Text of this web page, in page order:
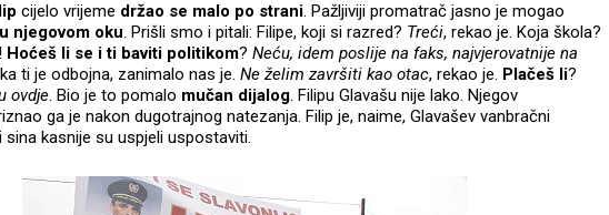
cijelo vrijeme držao se malo po strani. Pažljiviji promatrač jasno je mogao
njegovom oku. Prišli smo i pitali: Filipe, koji si razred? Treći, rekao je. Koja škola?
! Hoćeš li se i ti baviti politikom? Neću, idem poslije na faks, najvjerovatnije na
ti je odbojna, zanimalo nas je. Ne želim završiti kao otac, rekao je. Plačeš li?
ovdje. Bio je to pomalo mučan dijalog. Filipu Glavašu nije lako. Njegov
ga je nakon dugotrajnog natezanja. Filip je, naime, Glavašev vanbračni
sina kasnije su uspjeli uspostaviti.